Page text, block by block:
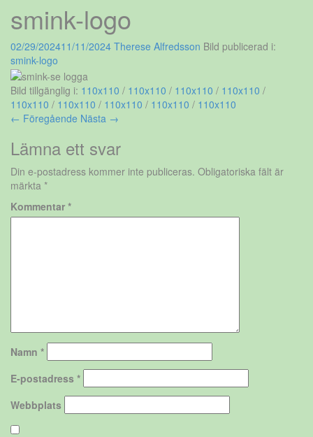
smink-logo
02/29/202411/11/2024 Therese Alfredsson Bild publicerad i:
smink-logo
Bild tillgänglig i: 110x110 / 110x110 / 110x110 / 110x110 /
110x110 / 110x110 / 110x110 / 110x110 / 110x110
← Föregående Nästa →
Lämna ett svar
Din e-postadress kommer inte publiceras. Obligatoriska fält är
märkta *
Kommentar *
Namn *
E-postadress *
Webbplats